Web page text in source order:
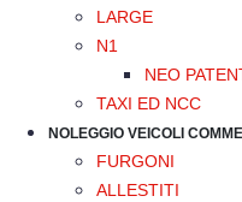
LARGE
N1
NEO
TAXI ED NCC
NOLEGGIO VEICOLI
FURGONI
ALLESTITI